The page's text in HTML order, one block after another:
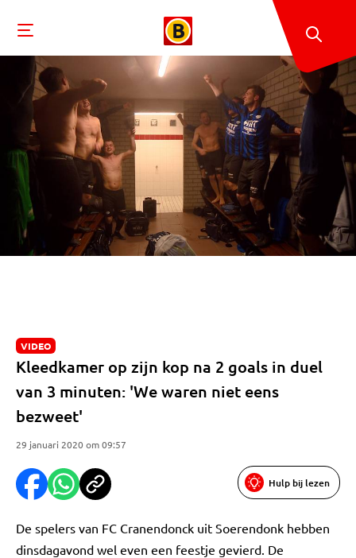
VIDEO
Kleedkamer op zijn kop na 2 goals in duel
van 3 minuten: 'We waren niet eens
bezweet'
29 januari 2020 om 09:57
Hulp bij lezen
De spelers van FC Cranendonck uit Soerendonk hebben
dinsdagavond wel even een feestje gevierd. De